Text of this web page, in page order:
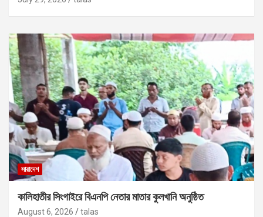
সারাদেশ
কালিহাতীর সিংগাইরে বিএনপি নেতার মাতার কুলখানি অনুষ্ঠিত
August 6, 2026 talas